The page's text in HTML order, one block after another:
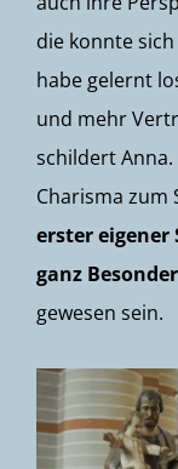
die konnte
habe gelernt
und mehr
schildert
Charisma zum
erster eigener
ganz
gewesen sein.